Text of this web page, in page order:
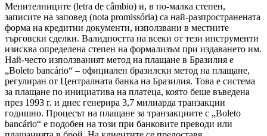
Менителниците (letra de câmbio) и, в по-малка степен,
записите на заповед (nota promissória) са най-разпространената
форма на кредитни документи, използвани в местните
търговски сделки. Валидността на всеки от тези инструменти
изисква определена степен на формализъм при издаването им.
Най-често използваният метод на плащане в Бразилия е
„Boleto bancário“ – официален бразилски метод на плащане,
регулиран от Централната банка на Бразилия. Това е система
за плащане по инициатива на платеца, която беше въведена
през 1993 г. и днес генерира 3,7 милиарда транзакции
годишно. Процесът на плащане за транзакциите с „Boleto
bancário“ е подобен на този при банковите преводи или